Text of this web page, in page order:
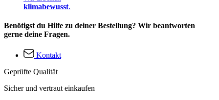
klimabewusst.
Benötigst du Hilfe zu deiner Bestellung? Wir beantworten
gerne deine Fragen.
Kontakt
Geprüfte Qualität
Sicher und vertraut einkaufen